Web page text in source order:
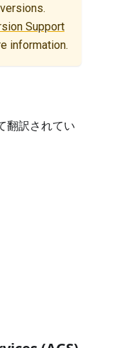
Support
information.
翻訳されてい